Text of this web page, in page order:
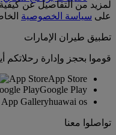
لمزيد من التفاصيل عن
على سياسة الخصوصية
تطبيق طيران الإمارات
قوموا بحجز وإدارة رحلاتكم
App StoreApp Store
PlayGoogle Play
Galleryhuawai os
تواصلوا معنا